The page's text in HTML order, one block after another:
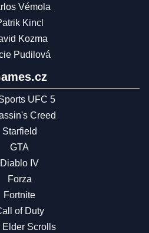
Vémola
Kincl
Kozma
Pudilová
UFC 5
Creed
Starfield
GTA
Diablo IV
Forza
Fortnite
of Duty
Elder Scrolls